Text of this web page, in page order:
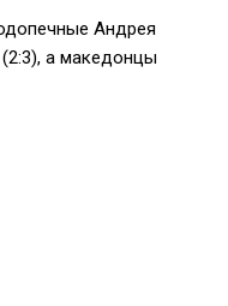
Андрея
а македонцы